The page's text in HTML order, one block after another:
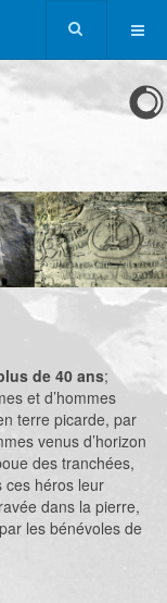
de 40 ans;
et d’hommes
terre picarde, par
venus d’horizon
des tranchées,
ces héros leur
dans la pierre,
les bénévoles de